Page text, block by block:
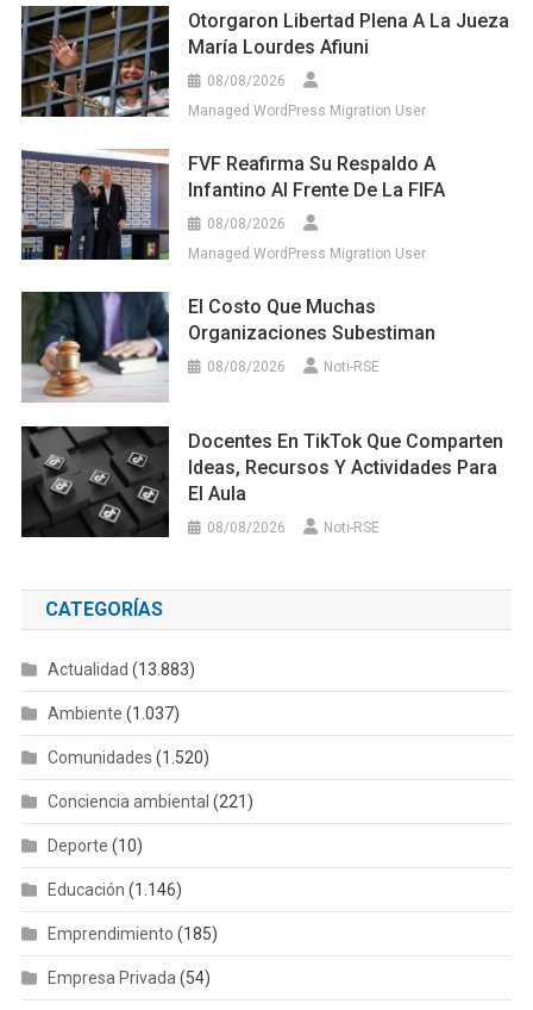
Otorgaron Libertad Plena A La Jueza
María Lourdes Afiuni
08/08/2026
Managed WordPress Migration User
FVF Reafirma Su Respaldo A
Infantino Al Frente De La FIFA
08/08/2026
Managed WordPress Migration User
El Costo Que Muchas
Organizaciones Subestiman
08/08/2026 Noti-RSE
Docentes En TikTok Que Comparten
Ideas, Recursos Y Actividades Para
El Aula
08/08/2026 Noti-RSE
CATEGORÍAS
Actualidad (13.883)
Ambiente (1.037)
Comunidades (1.520)
Conciencia ambiental (221)
Deporte (10)
Educación (1.146)
Emprendimiento (185)
Empresa Privada (54)